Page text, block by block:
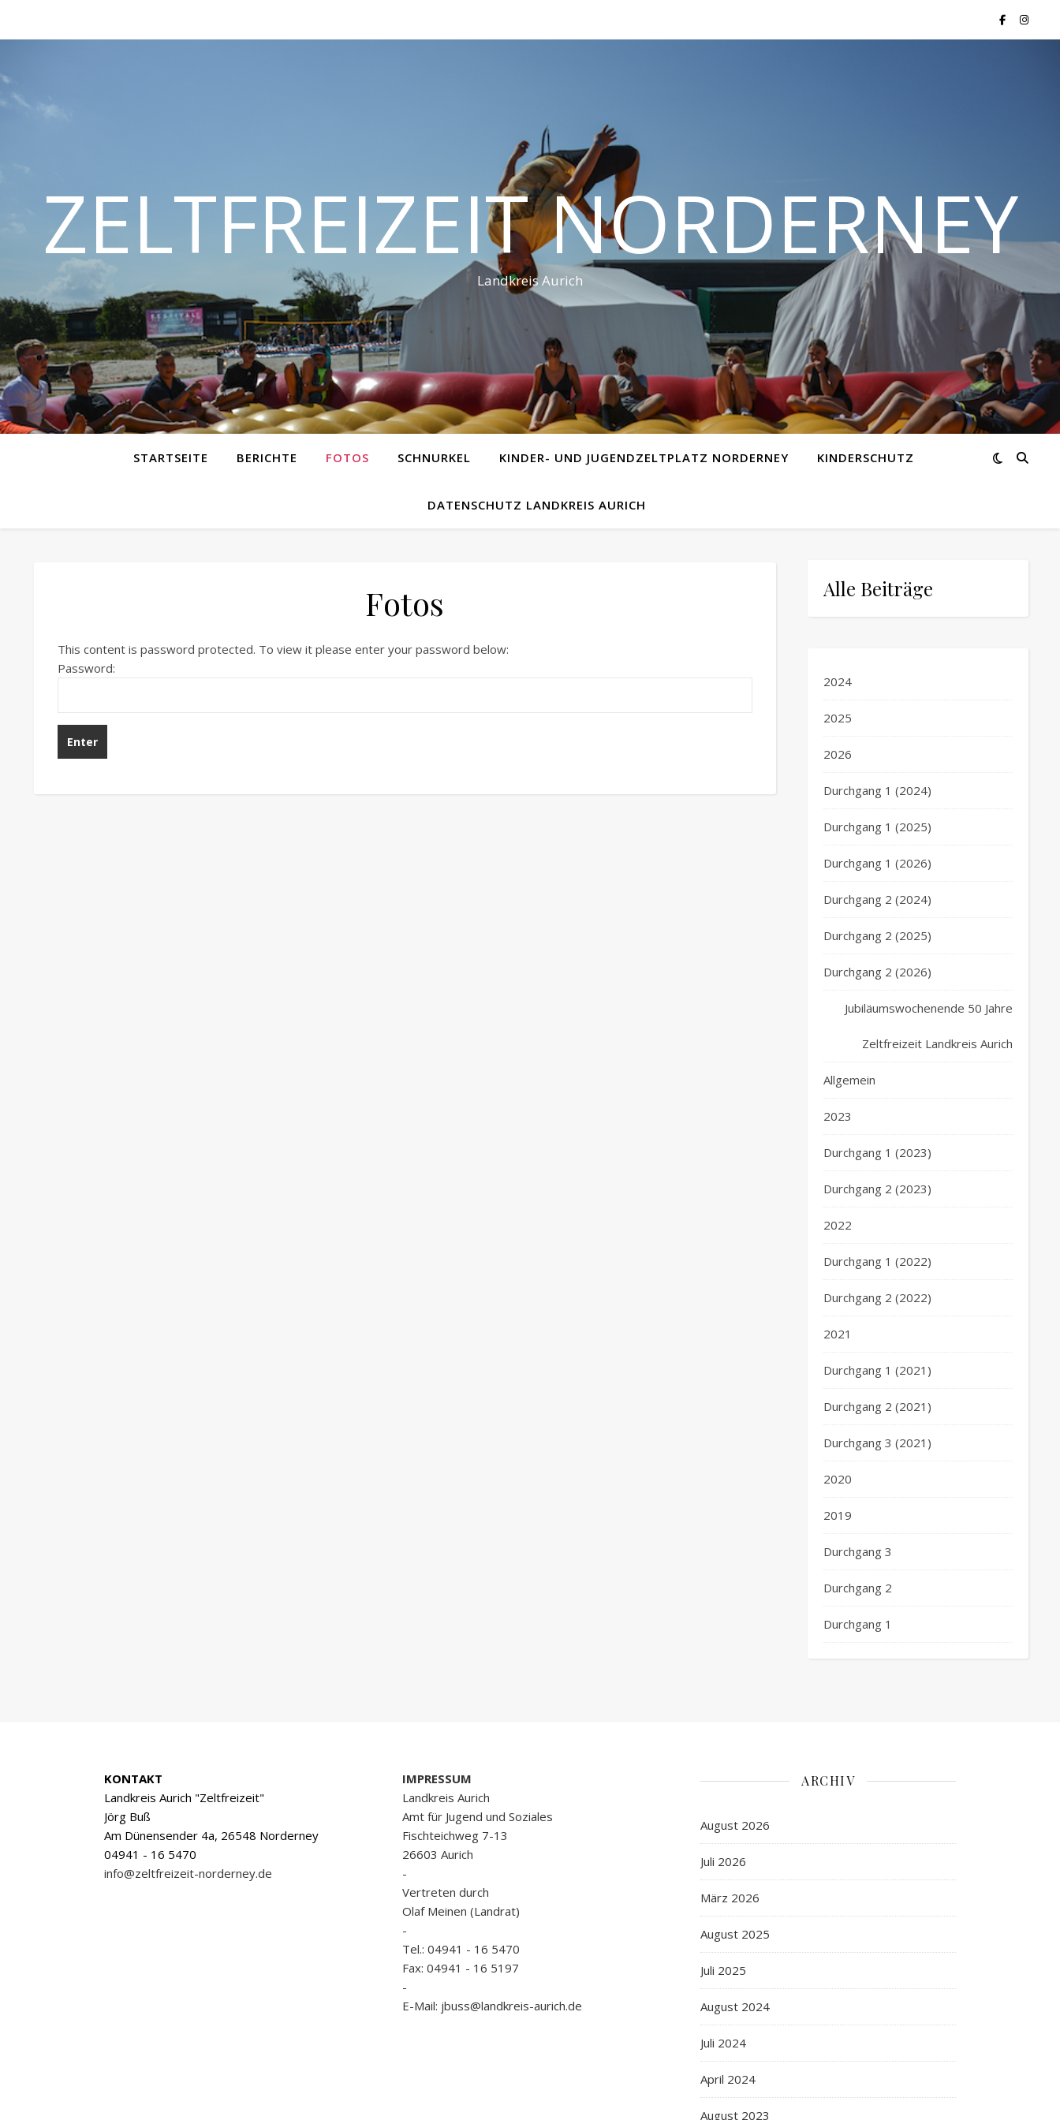
ZELTFREIZEIT NORDERNEY
Landkreis Aurich
STARTSEITE BERICHTE FOTOS SCHNURKEL KINDER- UND JUGENDZELTPLATZ NORDERNEY KINDERSCHUTZ
DATENSCHUTZ LANDKREIS AURICH
Fotos
This content is password protected. To view it please enter your password below:
Password:
Alle Beiträge
2024
2025
2026
Durchgang 1 (2024)
Durchgang 1 (2025)
Durchgang 1 (2026)
Durchgang 2 (2024)
Durchgang 2 (2025)
Durchgang 2 (2026)
Jubiläumswochenende 50 Jahre
Zeltfreizeit Landkreis Aurich
Allgemein
2023
Durchgang 1 (2023)
Durchgang 2 (2023)
2022
Durchgang 1 (2022)
Durchgang 2 (2022)
2021
Durchgang 1 (2021)
Durchgang 2 (2021)
Durchgang 3 (2021)
2020
2019
Durchgang 3
Durchgang 2
Durchgang 1
KONTAKT
Landkreis Aurich "Zeltfreizeit"
Jörg Buß
Am Dünensender 4a, 26548 Norderney
04941 - 16 5470
info@zeltfreizeit-norderney.de
IMPRESSUM
Landkreis Aurich
Amt für Jugend und Soziales
Fischteichweg 7-13
26603 Aurich
-
Vertreten durch
Olaf Meinen (Landrat)
-
Tel.: 04941 - 16 5470
Fax: 04941 - 16 5197
-
E-Mail: jbuss@landkreis-aurich.de
ARCHIV
August 2026
Juli 2026
März 2026
August 2025
Juli 2025
August 2024
Juli 2024
April 2024
August 2023